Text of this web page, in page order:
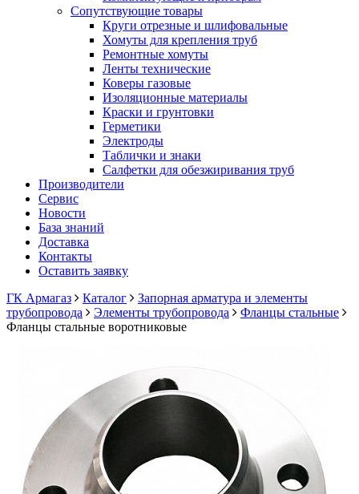
Сопутствующие товары
Круги отрезные и шлифовальные
Хомуты для крепления труб
Ремонтные хомуты
Ленты технические
Коверы газовые
Изоляционные материалы
Краски и грунтовки
Герметики
Электроды
Таблички и знаки
Салфетки для обезжиривания труб
Производители
Сервис
Новости
База знаний
Доставка
Контакты
Оставить заявку
ГК Армагаз
Каталог
Запорная арматура и элементы
трубопровода
Элементы трубопровода
Фланцы стальные
Фланцы стальные воротниковые